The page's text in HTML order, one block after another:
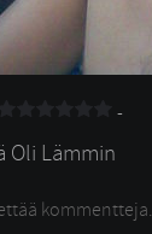
-
Oli Lämmin
kommentteja.